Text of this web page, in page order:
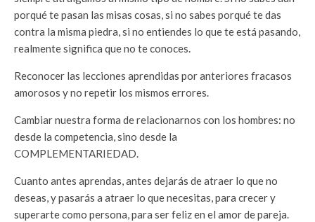
porqué te pasan las misas cosas, si no sabes porqué te das
contra la misma piedra, si no entiendes lo que te está pasando,
realmente significa que no te conoces.
Reconocer las lecciones aprendidas por anteriores fracasos
amorosos y no repetir los mismos errores.
Cambiar nuestra forma de relacionarnos con los hombres: no
desde la competencia, sino desde la
COMPLEMENTARIEDAD.
Cuanto antes aprendas, antes dejarás de atraer lo que no
deseas, y pasarás a atraer lo que necesitas, para crecer y
superarte como persona, para ser feliz en el amor de pareja.